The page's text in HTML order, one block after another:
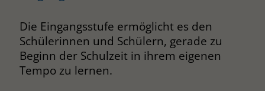
Die Eingangsstufe ermöglicht es den
Schülerinnen und Schülern, gerade zu
Beginn der Schulzeit in ihrem eigenen
Tempo zu lernen.